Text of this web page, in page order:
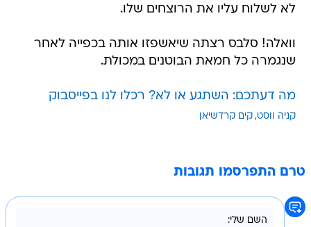
לא לשלוח עליו את הרוצחים שלו.
וואלה! סלבס רצתה שיאשפזו אותה בכפייה לאחר
שנגמרה כל חמאת הבוטנים במכולת.
מה דעתכם: השתגע או לא? רכלו לנו בפייסבוק
קניה ווסט קים קרדשיאן
טרם התפרסמו תגובות